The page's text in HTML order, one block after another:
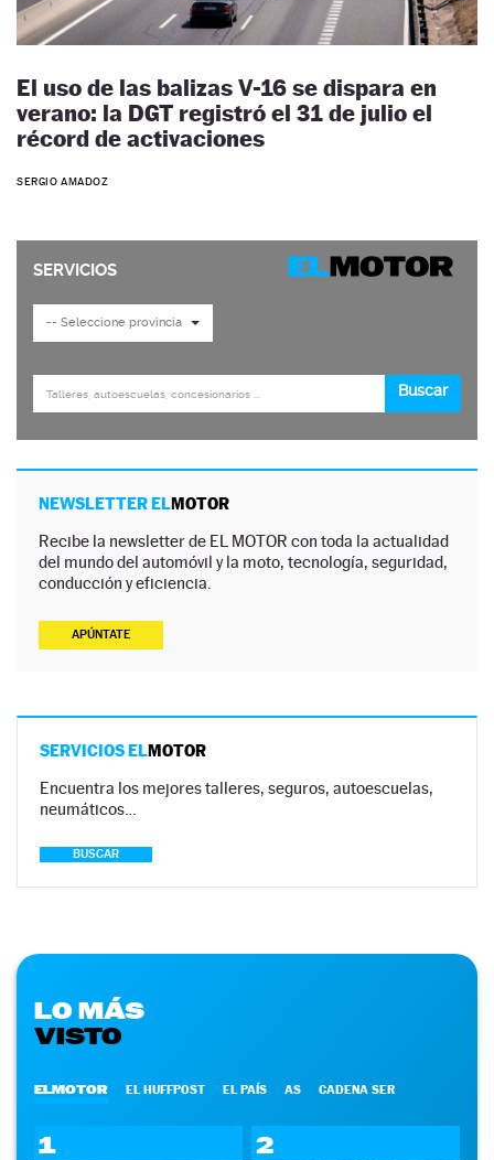
El uso de las balizas V-16 se dispara en
verano: la DGT registró el 31 de julio el
récord de activaciones
SERGIO AMADOZ
NEWSLETTER ELMOTOR
Recibe la newsletter de EL MOTOR con toda la actualidad
del mundo del automóvil y la moto, tecnología, seguridad,
conducción y eficiencia.
APÚNTATE
SERVICIOS ELMOTOR
Encuentra los mejores talleres, seguros, autoescuelas,
neumáticos…
BUSCAR
LO MÁS
VISTO
ELMOTOR EL HUFFPOST EL PAÍS AS CADENA SER
1 2